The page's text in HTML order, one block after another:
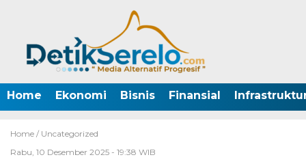
Home Ekonomi Bisnis Finansial
Home / Uncategorized
Rabu, 10 Desember 2025 - 19:38 WIB